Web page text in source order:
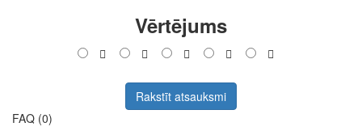
Vērtējums
Rakstīt atsauksmi
FAQ (0)